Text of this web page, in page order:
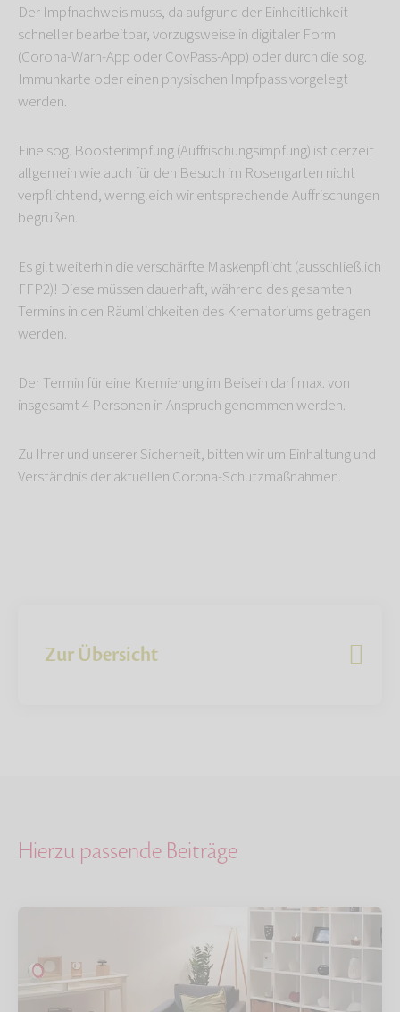
Der Impfnachweis muss, da aufgrund der Einheitlichkeit
schneller bearbeitbar, vorzugsweise in digitaler Form
(Corona-Warn-App oder CovPass-App) oder durch die sog.
Immunkarte oder einen physischen Impfpass vorgelegt
werden.
Eine sog. Boosterimpfung (Auffrischungsimpfung) ist derzeit
allgemein wie auch für den Besuch im Rosengarten nicht
verpflichtend, wenngleich wir entsprechende Auffrischungen
begrüßen.
Es gilt weiterhin die verschärfte Maskenpflicht (ausschließlich
FFP2)! Diese müssen dauerhaft, während des gesamten
Termins in den Räumlichkeiten des Krematoriums getragen
werden.
Der Termin für eine Kremierung im Beisein darf max. von
insgesamt 4 Personen in Anspruch genommen werden.
Zu Ihrer und unserer Sicherheit, bitten wir um Einhaltung und
Verständnis der aktuellen Corona-Schutzmaßnahmen.
Zur Übersicht
Hierzu passende Beiträge